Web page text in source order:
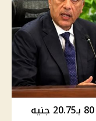
أسعار الوقود في مصر اليوم .. بنزين 80 بـ20.75 جنيه